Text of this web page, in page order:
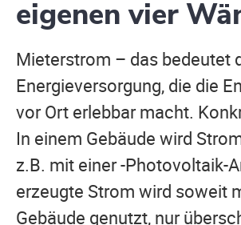
eigenen vier
Mieterstrom – das bedeutet
Energieversorgung, die die
vor Ort erlebbar macht.
In einem Gebäude wird
z.B. mit einer -Photovoltaik-
erzeugte Strom wird soweit
Gebäude genutzt, nur